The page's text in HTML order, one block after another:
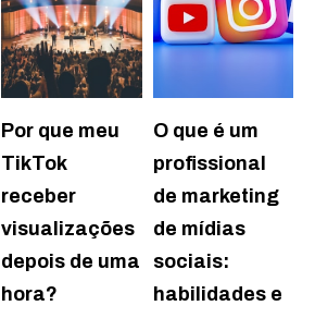
Por que meu
TikTok
receber
visualizações
depois de uma
hora?
O que é um
profissional
de marketing
de mídias
sociais:
habilidades e